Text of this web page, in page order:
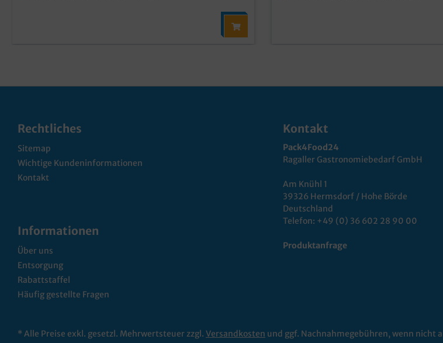
Rechtliches
Sitemap
Wichtige Kundeninformationen
Kontakt
Informationen
Über uns
Entsorgung
Rabattstaffel
Häufig gestellte Fragen
Kontakt
Pack4Food24
Ragaller Gastronomiebedarf GmbH
Am Knühl 1
39326 Hermsdorf / Hohe Börde
Deutschland
Telefon: +49 (0) 36 602 28 90 00
Produktanfrage
* Alle Preise exkl. gesetzl. Mehrwertsteuer zzgl. Versandkosten und ggf. Nachnahmegebühren, wenn nicht